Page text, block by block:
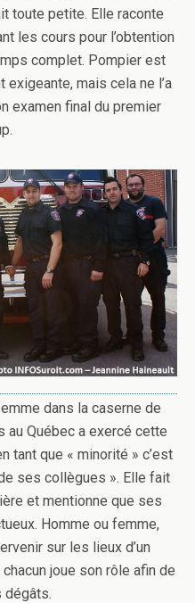
toute petite. Elle raconte
les cours pour l’obtention
complet. Pompier est
mais cela ne l’a
examen final du premier
dans la caserne de
au Québec a exercé cette
tant que « minorité » c’est
ses collègues ». Elle fait
et mentionne que ses
Homme ou femme,
sur les lieux d’un
joue son rôle afin de
dégâts.